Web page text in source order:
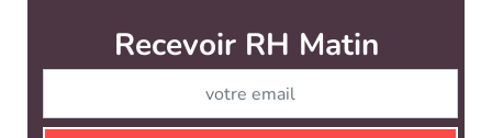
Recevoir RH Matin